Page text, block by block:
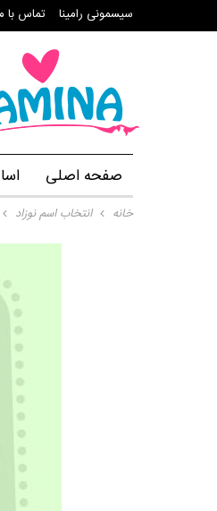
سیسمونی رامینا تماس با
صفحه اصلی
خانه انتخاب اسم نوزاد